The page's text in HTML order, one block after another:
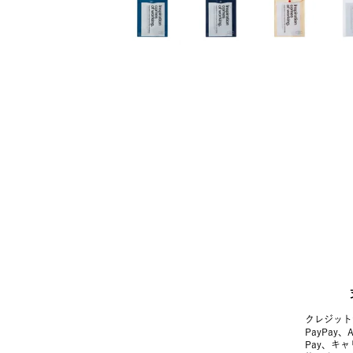
クレジッ
PayPay、
Pay、キャ